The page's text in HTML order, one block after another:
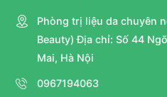
Phòng trị liệu da chuyên
Beauty) Địa chỉ: Số 44
Mai, Hà Nội
0967194063